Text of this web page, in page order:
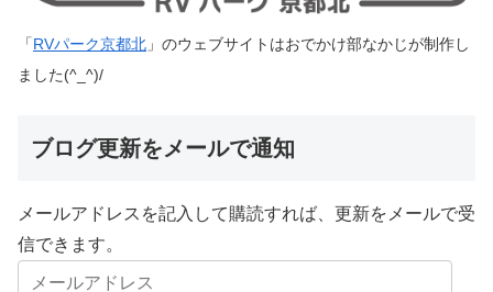
「RVパーク京都北 」のウェブサイトはおでかけ部なかじが制作し
ました(^_^)/
ブログ更新をメールで通知
メールアドレスを記入して購読すれば、更新をメールで受
信できます。